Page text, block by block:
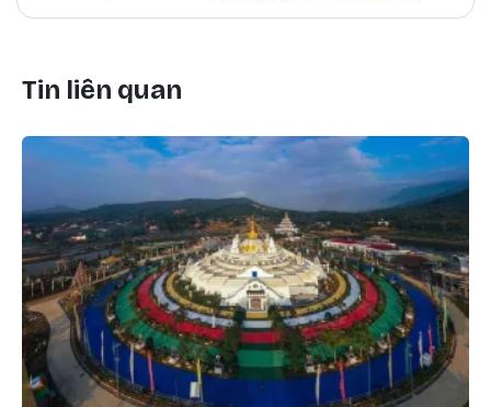
Tin liên quan